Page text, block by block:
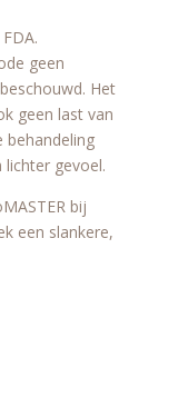
geen
Het
geen last van
behandeling
gevoel.
bij
een slankere,